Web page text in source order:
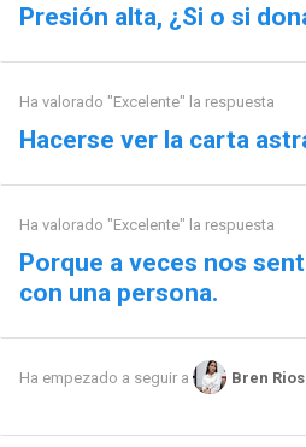
Presión alta, ¿Si o si
Ha valorado "Excelente" la respuesta
Hacerse ver la carta
Ha valorado "Excelente" la respuesta
Porque a veces nos
con una persona.
Ha empezado a seguir a Bren Rios